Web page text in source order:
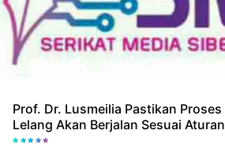
Prof. Dr. Lusmeilia Pastikan Proses
Lelang Akan Berjalan Sesuai Aturan